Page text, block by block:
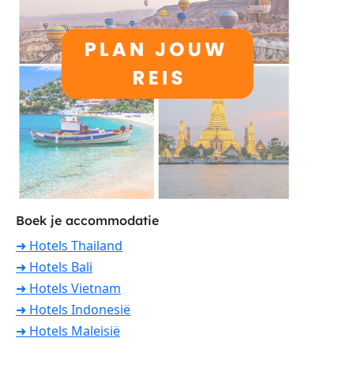
Boek je accommodatie
➜ Hotels Thailand
➜ Hotels Bali
➜ Hotels Vietnam
➜ Hotels Indonesië
➜ Hotels Maleisië